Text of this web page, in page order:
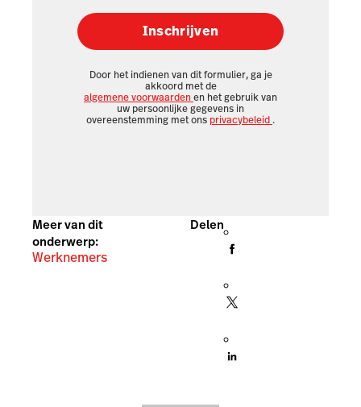
Inschrijven
Door het indienen van dit formulier, ga je
akkoord met de
algemene voorwaardenen het gebruik van
uw persoonlijke gegevens in
overeenstemming met ons privacybeleid .
Meer van dit
onderwerp:
Werknemers
Delen